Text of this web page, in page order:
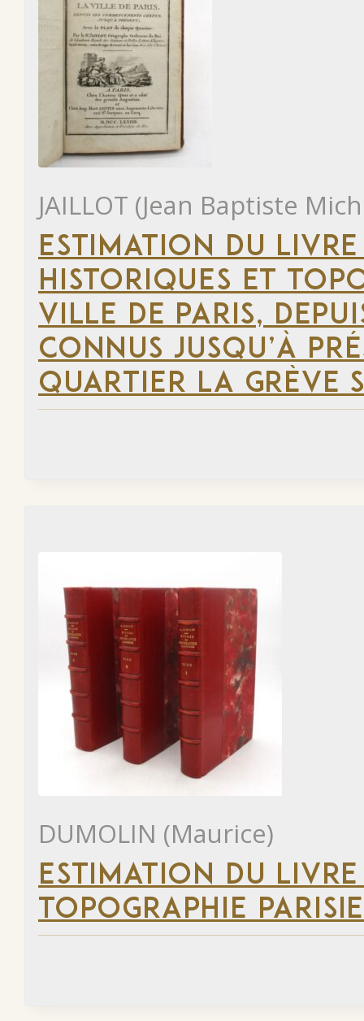
JAILLOT (Jean Baptiste
ESTIMATION DU
HISTORIQUES ET
VILLE DE PARIS,
CONNUS JUSQU’À
QUARTIER LA GRÈVE
DUMOLIN (Maurice)
ESTIMATION DU
TOPOGRAPHIE